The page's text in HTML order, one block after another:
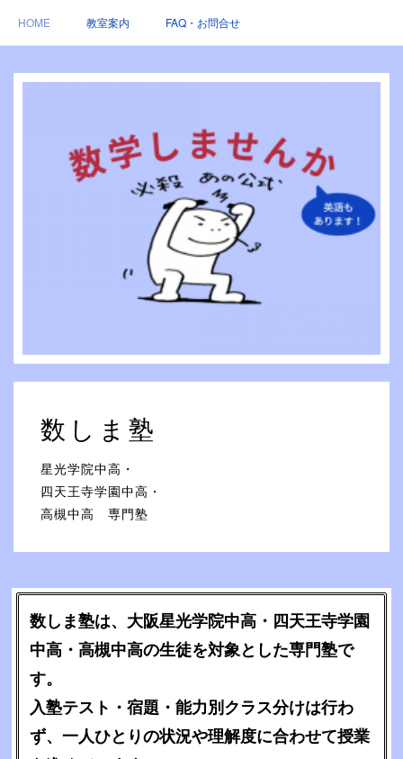
HOME 教室案内 FAQ・お問合せ
数しま塾
星光学院中高・
四天王寺学園中高・
高槻中高 専門塾
数しま塾は、大阪星光学院中高・四天王寺学園
中高・高槻中高の生徒を対象とした専門塾で
す。
入塾テスト・宿題・能力別クラス分けは行わ
ず、一人ひとりの状況や理解度に合わせて授業